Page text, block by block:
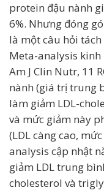
protein đậu nành
6%. Nhưng đóng
là một câu hỏi
Meta-analysis kinh
Am J Clin Nutr, 11
nành (giá trị trung
làm giảm LDL-
và mức giảm này
(LDL càng cao,
analysis cập nhật
giảm LDL trung
cholesterol và